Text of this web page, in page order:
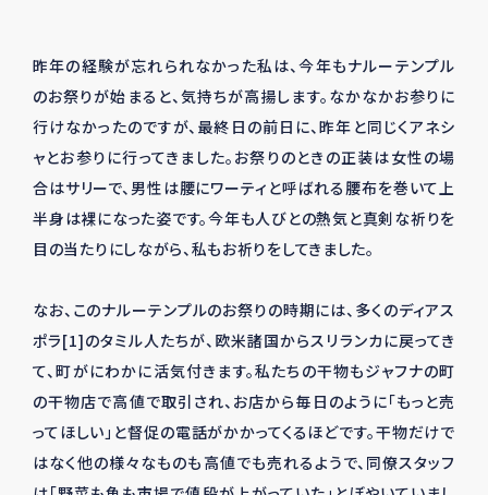
昨年の経験が忘れられなかった私は、今年もナルーテンプル
のお祭りが始まると、気持ちが高揚します。なかなかお参りに
行けなかったのですが、最終日の前日に、昨年と同じくアネシ
ャとお参りに行ってきました。お祭りのときの正装は女性の場
合はサリーで、男性は腰にワーティと呼ばれる腰布を巻いて上
半身は裸になった姿です。今年も人びとの熱気と真剣な祈りを
目の当たりにしながら、私もお祈りをしてきました。
なお、このナルーテンプルのお祭りの時期には、多くのディアス
ポラ[1]のタミル人たちが、欧米諸国からスリランカに戻ってき
て、町がにわかに活気付きます。私たちの干物もジャフナの町
の干物店で高値で取引され、お店から毎日のように「もっと売
ってほしい」と督促の電話がかかってくるほどです。干物だけで
はなく他の様々なものも高値でも売れるようで、同僚スタッフ